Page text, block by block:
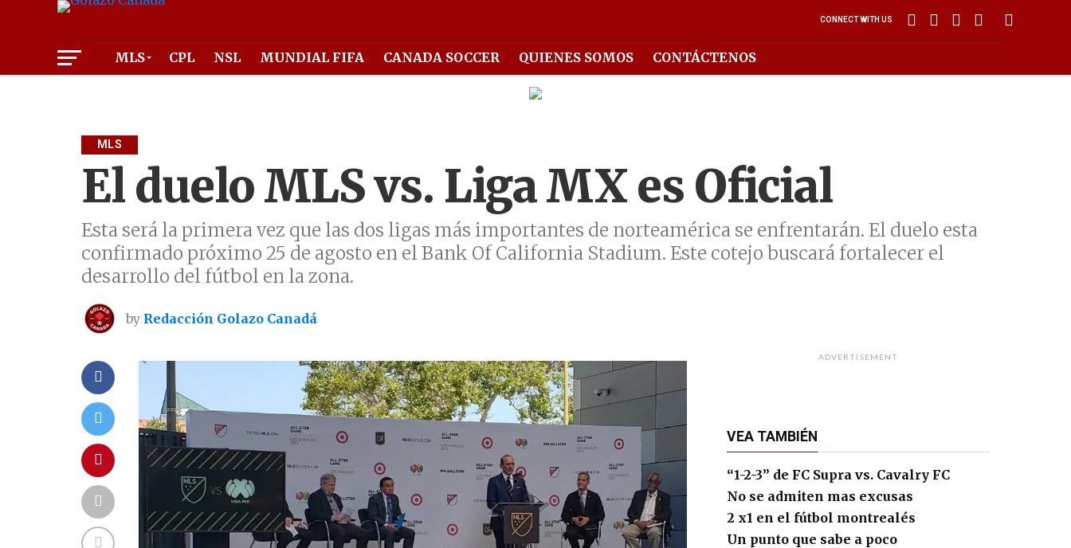
CONNECT WITH US
MLS CPL NSL MUNDIAL FIFA CANADA SOCCER QUIENES SOMOS CONTÁCTENOS
MLS
El duelo MLS vs. Liga MX es Oficial
Esta será la primera vez que las dos ligas más importantes de norteamérica se enfrentarán. El duelo esta
confirmado próximo 25 de agosto en el Bank Of California Stadium. Este cotejo buscará fortalecer el
desarrollo del fútbol en la zona.
by Redacción Golazo Canadá
ADVERTISEMENT
VEA TAMBIÉN
“1-2-3” de FC Supra vs. Cavalry FC
No se admiten mas excusas
2 x1 en el fútbol montrealés
Un punto que sabe a poco